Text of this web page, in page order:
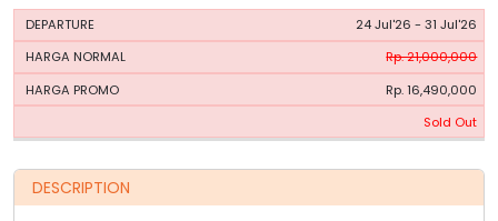
24 Jul'26 - 31 Jul'26
Rp. 21,000,000
Rp. 16,490,000
Sold Out
DESCRIPTION